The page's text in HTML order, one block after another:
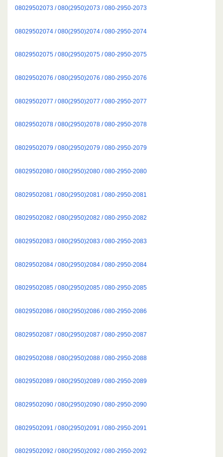
08029502073 / 080(2950)2073 / 080-2950-2073
08029502074 / 080(2950)2074 / 080-2950-2074
08029502075 / 080(2950)2075 / 080-2950-2075
08029502076 / 080(2950)2076 / 080-2950-2076
08029502077 / 080(2950)2077 / 080-2950-2077
08029502078 / 080(2950)2078 / 080-2950-2078
08029502079 / 080(2950)2079 / 080-2950-2079
08029502080 / 080(2950)2080 / 080-2950-2080
08029502081 / 080(2950)2081 / 080-2950-2081
08029502082 / 080(2950)2082 / 080-2950-2082
08029502083 / 080(2950)2083 / 080-2950-2083
08029502084 / 080(2950)2084 / 080-2950-2084
08029502085 / 080(2950)2085 / 080-2950-2085
08029502086 / 080(2950)2086 / 080-2950-2086
08029502087 / 080(2950)2087 / 080-2950-2087
08029502088 / 080(2950)2088 / 080-2950-2088
08029502089 / 080(2950)2089 / 080-2950-2089
08029502090 / 080(2950)2090 / 080-2950-2090
08029502091 / 080(2950)2091 / 080-2950-2091
08029502092 / 080(2950)2092 / 080-2950-2092